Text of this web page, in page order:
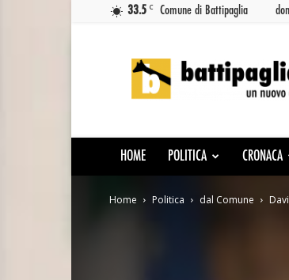
33.5 C Comune di Battipaglia
News
HOME POLITICA CRONACA
Home Politica dal Comune